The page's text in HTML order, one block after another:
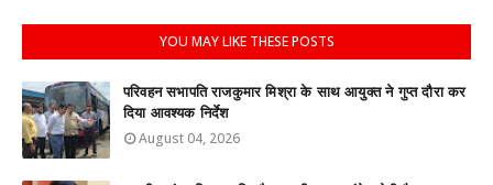
YOU MAY LIKE THESE POSTS
परिवहन सभापति राजकुमार मिश्रा के साथ आयुक्त ने गुप्त दौरा कर
दिया आवश्यक निर्देश
August 04, 2026